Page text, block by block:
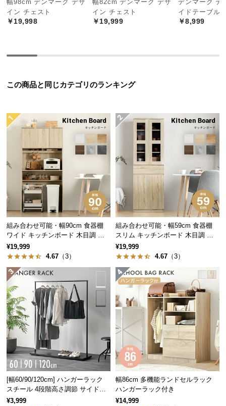
中
型
商
に
て
型
商
品
の
配
送
に
つ
い
て
梱
設
置
サ
ビ
ス
に
つ
い
デンマーク生まれの本格北欧デザイン
デンマークの人気インテリアメーカーによるプロダ
クトデザイン。本物の北欧デザインをお届けしま
す。
幅98cm デンマーク デザ
イン チェスト
￥19,998
幅82cm デンマーク デザ
イン チェスト
￥19,999
デンマーク デ
イドテーブル
￥8,999
この商品と同じカテゴリのランキング
組み合わせ可能・幅90cm 食器棚
ワイド キッチンボード 木目調 レ
イアウト自在
¥19,999
4.67 （3）
組み合わせ可能・幅59cm 食器棚
スリム キッチンボード 木目調 レ
イアウト自在
¥19,999
4.67 （3）
[幅60/90/120cm] ハンガーラック
スチール 4段階高さ調節 サイドフ
ック オープンラック シンプル
¥3,999
幅86cm 多機能ランドセルラック
ハンガーラック付き
¥14,999